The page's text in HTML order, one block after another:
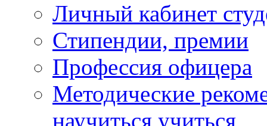
Личный кабинет
Стипендии, премии
Профессия офицера
Методические
научиться учиться